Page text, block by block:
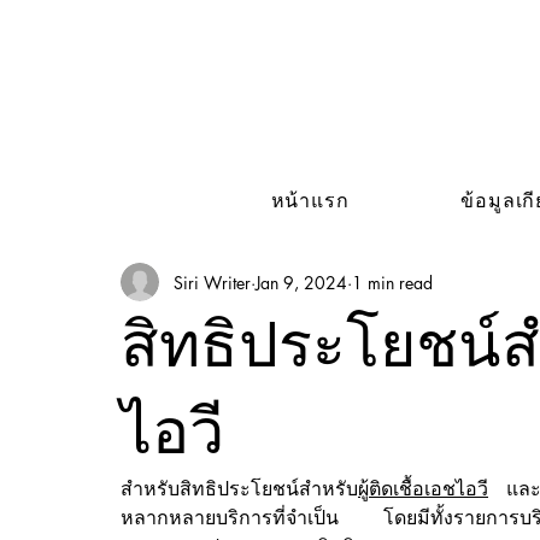
หน้าแรก ข้อมูลเกี
สิทธิประโยชน์
ไอวี
Siri Writer Jan 9, 2024 1 min read
สำหรับสิทธิประโยชน์สำหรับผู้ติดเชื้อเอชไอวี แล
หลากหลายบริการที่จำเป็น โดยมีทั้งรายการ